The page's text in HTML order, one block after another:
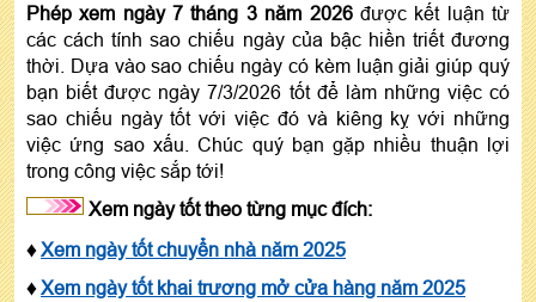
Phép xem ngày 7 tháng 3 năm 2026được kết luận từ
các cách tính sao chiếu ngày của bậc hiền triết đương
thời. Dựa vào sao chiếu ngày có kèm luận giải giúp quý
bạn biết được ngày 7/3/2026 tốt để làm những việc có
sao chiếu ngày tốt với việc đó và kiêng kỵ với những
việc ứng sao xấu. Chúc quý bạn gặp nhiều thuận lợi
trong công việc sắp tới!
Xem ngày tốt theo từng mục đích:
♦Xem ngày tốt chuyển nhà năm 2025
♦Xem ngày tốt khai trương mở cửa hàng năm 2025